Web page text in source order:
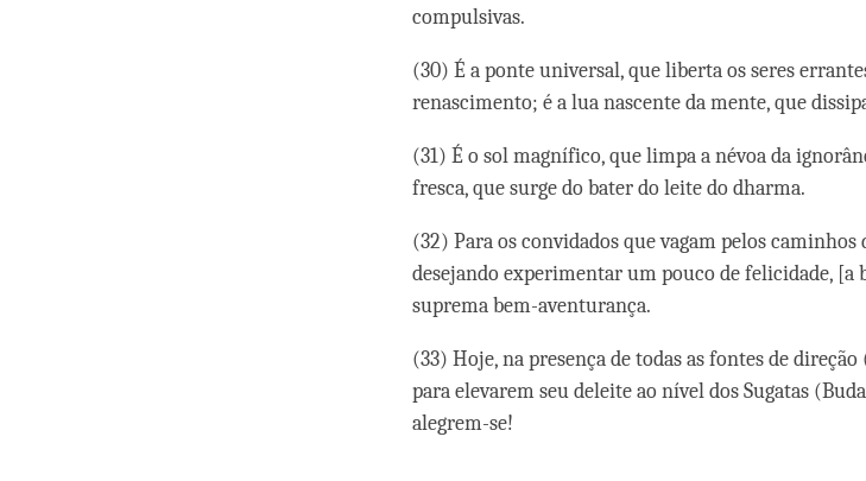
compulsivas.
(30) É a ponte universal, que liberta os seres
renascimento; é a lua nascente da mente, que
(31) É o sol magnífico, que limpa a névoa da
fresca, que surge do bater do leite do dharma.
(32) Para os convidados que vagam pelos
desejando experimentar um pouco de felicidade,
suprema bem-aventurança.
(33) Hoje, na presença de todas as fontes de
para elevarem seu deleite ao nível dos Sugatas
alegrem-se!